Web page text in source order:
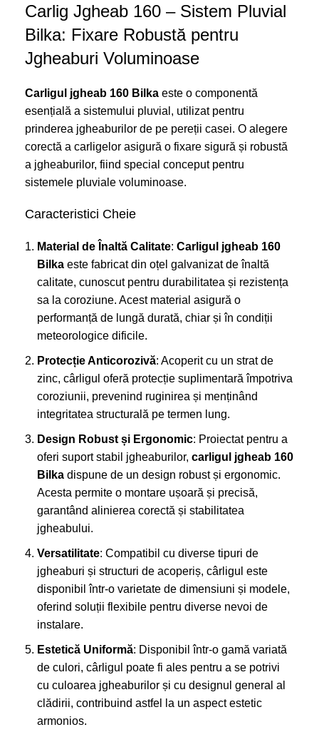
Carlig Jgheab 160 – Sistem Pluvial
Bilka: Fixare Robustă pentru
Jgheaburi Voluminoase
Carligul jgheab 160 Bilka este o componentă
esențială a sistemului pluvial, utilizat pentru
prinderea jgheaburilor de pe pereții casei. O alegere
corectă a carligelor asigură o fixare sigură și robustă
a jgheaburilor, fiind special conceput pentru
sistemele pluviale voluminoase.
Caracteristici Cheie
Material de Înaltă Calitate: Carligul jgheab 160
Bilka este fabricat din oțel galvanizat de înaltă
calitate, cunoscut pentru durabilitatea și rezistența
sa la coroziune. Acest material asigură o
performanță de lungă durată, chiar și în condiții
meteorologice dificile.
Protecție Anticorozivă: Acoperit cu un strat de
zinc, cârligul oferă protecție suplimentară împotriva
coroziunii, prevenind ruginirea și menținând
integritatea structurală pe termen lung.
Design Robust și Ergonomic: Proiectat pentru a
oferi suport stabil jgheaburilor, carligul jgheab 160
Bilka dispune de un design robust și ergonomic.
Acesta permite o montare ușoară și precisă,
garantând alinierea corectă și stabilitatea
jgheabului.
Versatilitate: Compatibil cu diverse tipuri de
jgheaburi și structuri de acoperiș, cârligul este
disponibil într-o varietate de dimensiuni și modele,
oferind soluții flexibile pentru diverse nevoi de
instalare.
Estetică Uniformă: Disponibil într-o gamă variată
de culori, cârligul poate fi ales pentru a se potrivi
cu culoarea jgheaburilor și cu designul general al
clădirii, contribuind astfel la un aspect estetic
armonios.